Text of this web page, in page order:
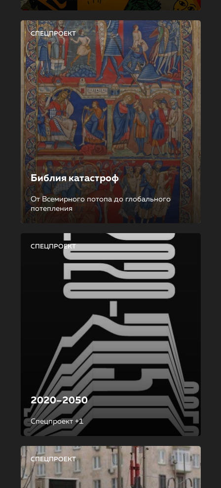
СПЕЦПРОЕКТ
Библия катастроф
От Всемирного потопа до глобального
потепления
СПЕЦПРОЕКТ
2020–2050
Спецпроект +1
СПЕЦПРОЕКТ